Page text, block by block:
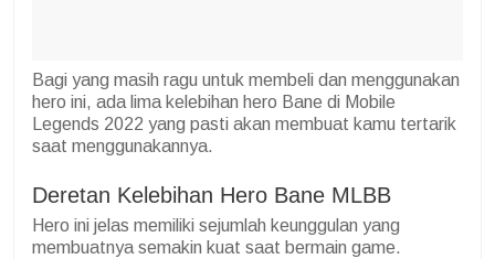
Bagi yang masih ragu untuk membeli dan menggunakan
hero ini, ada lima kelebihan hero Bane di Mobile
Legends 2022 yang pasti akan membuat kamu tertarik
saat menggunakannya.
Deretan Kelebihan Hero Bane MLBB
Hero ini jelas memiliki sejumlah keunggulan yang
membuatnya semakin kuat saat bermain game.